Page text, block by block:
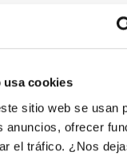
usa cookies
sitio web se usan
anuncios, ofrecer
el tráfico. ¿Nos
10 años
con marketing
auditoría